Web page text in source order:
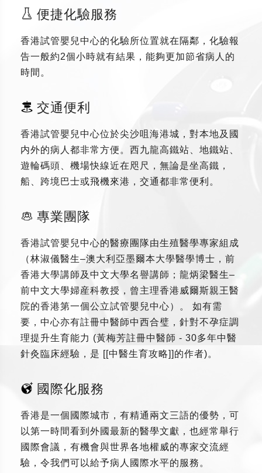
便捷化驗服務
香港試管嬰兒中心的化驗所位置就在隔鄰，化驗報
告一般約2個小時就有結果，能夠更加節省病人的
時間。
交通便利
香港試管嬰兒中心位於尖沙咀海港城，對本地及國
内外的病人都非常方便。西九龍高鐵站、地鐵站、
遊輪碼頭、機場快線近在咫尺，無論是坐高鐵，
船、跨境巴士或飛機來港，交通都非常便利。
專業團隊
香港試管嬰兒中心的醫療團隊由生殖醫學專家組成
（林淑儀醫生–澳大利亞墨爾本大學醫學博士，前
香港大學講師及中文大學名譽講師；龍炳梁醫生–
前中文大學婦産科教授，曾主理香港威爾斯親王醫
院的香港第一個公立試管嬰兒中心）。 如有需
要，中心亦有註冊中醫師中西合璧，針對不孕症調
理提升生育能力 (黃梅芳註冊中醫師 - 30多年中醫
針灸臨床經驗，是 [[中醫生育攻略]]的作者)。
國際化服務
香港是一個國際城市，有精通兩文三語的優勢，可
以第一時間看到外國最新的醫學文獻，也經常舉行
國際會議，有機會與世界各地權威的專家交流經
驗，令我們可以給予病人國際水平的服務。